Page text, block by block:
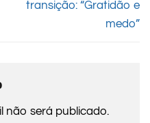
transição: “Gratidão e
medo”
não será publicado.